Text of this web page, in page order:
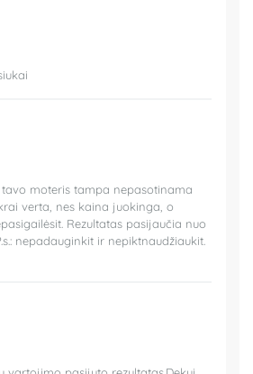
tavo moteris tampa nepasotinama
verta, nes kaina juokinga, o
Rezultatas pasijaučia nuo
nepadauginkit ir nepiktnaudžiaukit.